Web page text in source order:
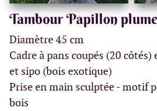
Tambour Papillon
Diamètre 45 cm
Cadre à pans coupés (20
et sipo (bois exotique)
Prise en main sculptée - motif
bois